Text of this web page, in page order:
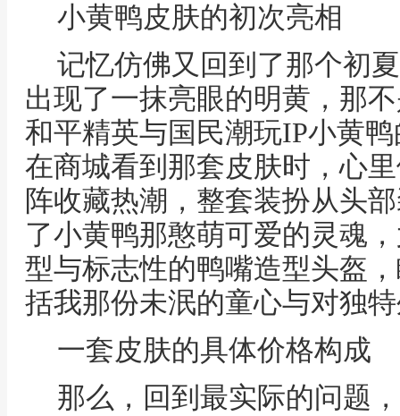
小黄鸭皮肤的初次亮相
记忆仿佛又回到了那个初
出现了一抹亮眼的明黄，那
和平精英与国民潮玩IP小黄
在商城看到那套皮肤时，心
阵收藏热潮，整套装扮从头
了小黄鸭那憨萌可爱的灵魂
型与标志性的鸭嘴造型头盔
括我那份未泯的童心与对独
一套皮肤的具体价格构成
那么，回到最实际的问题